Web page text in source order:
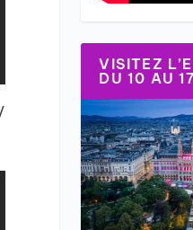
VISITEZ
DU 10 AU